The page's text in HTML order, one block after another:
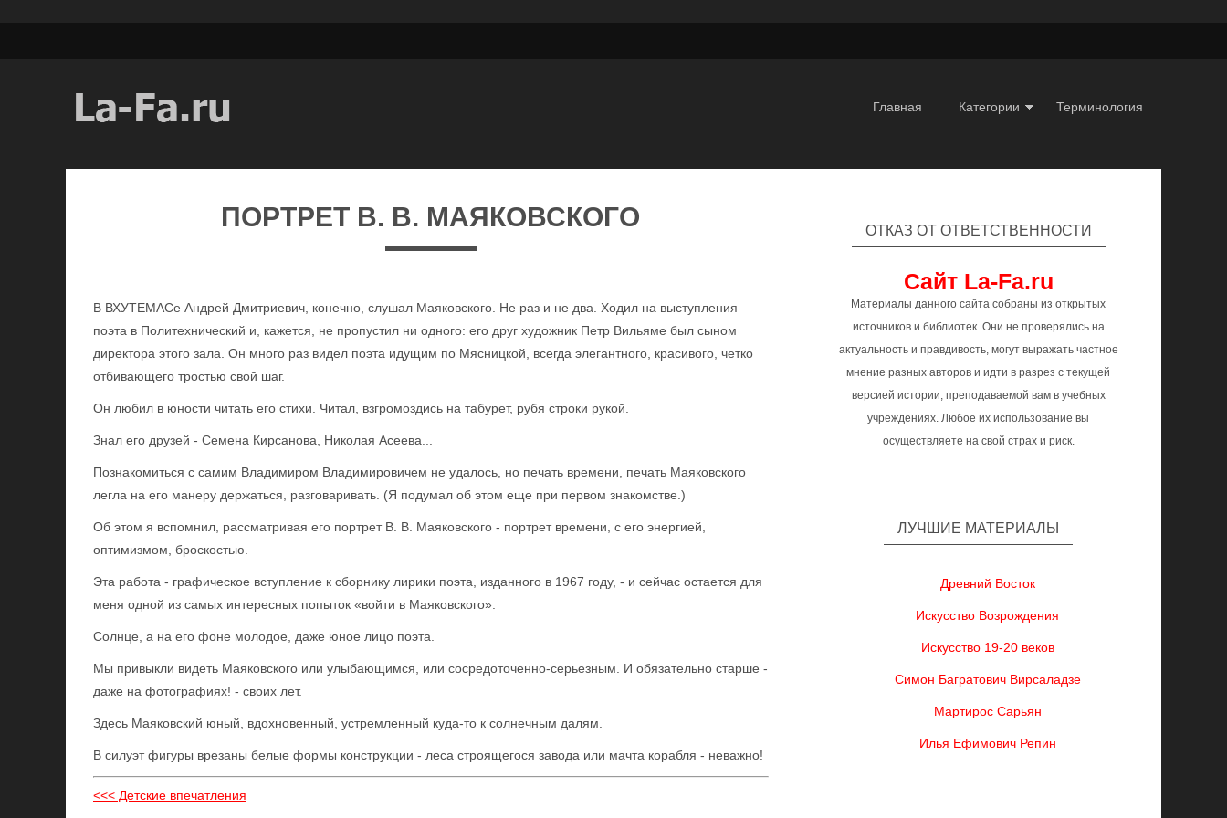
Главная Категории Терминология
ПОРТРЕТ В. В. МАЯКОВСКОГО
В ВХУТЕМАСе Андрей Дмитриевич, конечно, слушал Маяковского. Не раз и не два. Ходил на выступления
поэта в Политехнический и, кажется, не пропустил ни одного: его друг художник Петр Вильяме был сыном
директора этого зала. Он много раз видел поэта идущим по Мясницкой, всегда элегантного, красивого, четко
отбивающего тростью свой шаг.
Он любил в юности читать его стихи. Читал, взгромоздись на табурет, рубя строки рукой.
Знал его друзей - Семена Кирсанова, Николая Асеева...
Познакомиться с самим Владимиром Владимировичем не удалось, но печать времени, печать Маяковского
легла на его манеру держаться, разговаривать. (Я подумал об этом еще при первом знакомстве.)
Об этом я вспомнил, рассматривая его портрет В. В. Маяковского - портрет времени, с его энергией,
оптимизмом, броскостью.
Эта работа - графическое вступление к сборнику лирики поэта, изданного в 1967 году, - и сейчас остается для
меня одной из самых интересных попыток «войти в Маяковского».
Солнце, а на его фоне молодое, даже юное лицо поэта.
Мы привыкли видеть Маяковского или улыбающимся, или сосредоточенно-серьезным. И обязательно старше -
даже на фотографиях! - своих лет.
Здесь Маяковский юный, вдохновенный, устремленный куда-то к солнечным далям.
В силуэт фигуры врезаны белые формы конструкции - леса строящегося завода или мачта корабля - неважно!
<<< Детские впечатления
ОТКАЗ ОТ ОТВЕТСТВЕННОСТИ
Сайт La-Fa.ru
Материалы данного сайта собраны из открытых
источников и библиотек. Они не проверялись на
актуальность и правдивость, могут выражать частное
мнение разных авторов и идти в разрез с текущей
версией истории, преподаваемой вам в учебных
учреждениях. Любое их использование вы
осуществляете на свой страх и риск.
ЛУЧШИЕ МАТЕРИАЛЫ
Древний Восток
Искусство Возрождения
Искусство 19-20 веков
Симон Багратович Вирсаладзе
Мартирос Сарьян
Илья Ефимович Репин